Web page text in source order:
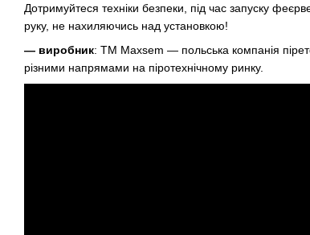
Дотримуйтеся техніки безпеки, під час запуску
руку, не нахиляючись над установкою!
— виробник: ТМ Maxsem — польська компанія
різними напрямами на піротехнічному ринку.